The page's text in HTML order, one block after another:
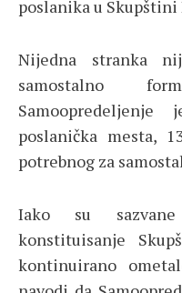
poslanika u Skupštini
Nijedna stranka
samostalno
poslanička mesta,
potrebnog za
Iako su
konstituisanje
kontinuirano